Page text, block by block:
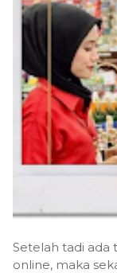
Setelah tadi ada
online, maka